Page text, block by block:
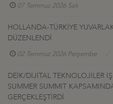
07 Temmuz 2026 Salı
HOLLANDA-TÜRKİYE
DÜZENLENDİ
02 Temmuz 2026 Perşembe
DEİK/DİJİTAL TEKNOLOJİLER
SUMMER SUMMIT
GERÇEKLEŞTİRDİ